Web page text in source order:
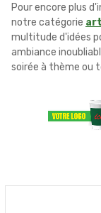
Pour encore plus
notre catégorie
multitude d'idées
ambiance
soirée à thème ou